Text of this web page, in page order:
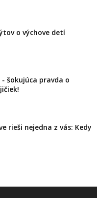
o výchove detí
šokujúca pravda o
rieši nejedna z vás: Kedy